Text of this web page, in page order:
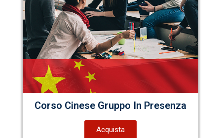
Corso Cinese Gruppo In Presenza
Acquista